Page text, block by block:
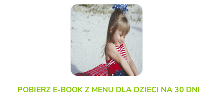
POBIERZ E-BOOK Z MENU DLA DZIECI NA 30 DNI